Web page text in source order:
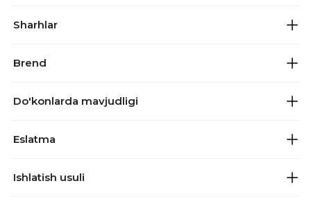
Sharhlar
Brend
Do'konlarda mavjudligi
Eslatma
Ishlatish usuli